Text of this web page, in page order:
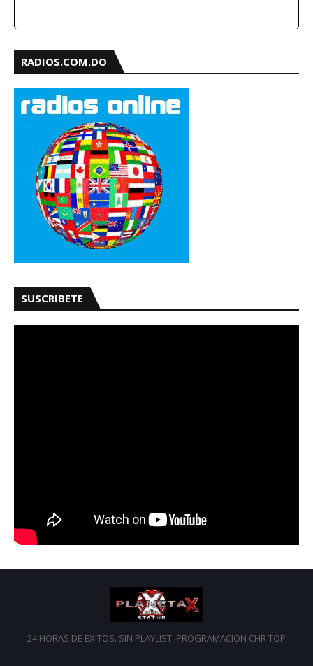
RADIOS.COM.DO
SUSCRIBETE
24 HORAS DE EXITOS. SIN PLAYLIST. PROGRAMACION CHR TOP